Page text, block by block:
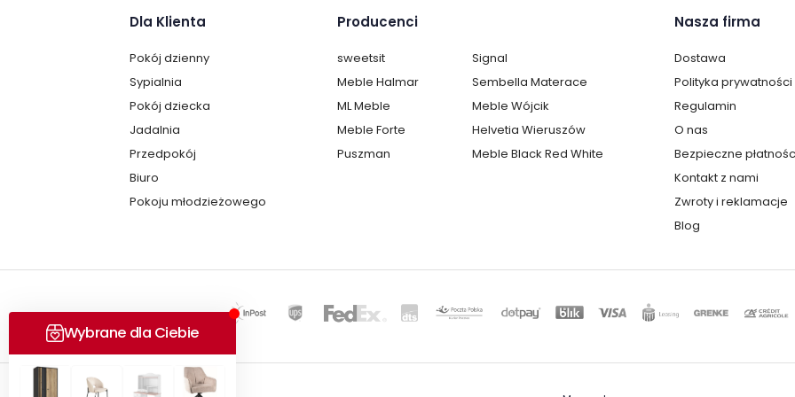
Dla Klienta
Pokój dzienny
Sypialnia
Pokój dziecka
Jadalnia
Przedpokój
Biuro
Pokoju młodzieżowego
Producenci
sweetsit
Signal
Meble Halmar
Sembella Materace
ML Meble
Meble Wójcik
Meble Forte
Helvetia Wieruszów
Puszman
Meble Black Red White
Nasza firma
Dostawa
Polityka prywatności
Regulamin
O nas
Bezpieczne
Kontakt z nami
Zwroty i reklamacje
Blog